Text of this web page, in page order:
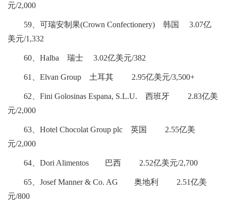
元/2,000
59、可瑞安制果(Crown Confectionery) 韩国 3.07亿
美元/1,332
60、Halba 瑞士 3.02亿美元/382
61、Elvan Group 土耳其 2.95亿美元/3,500+
62、Fini Golosinas Espana, S.L.U. 西班牙 2.83亿美
元/2,000
63、Hotel Chocolat Group plc 英国 2.55亿美
元/2,000
64、Dori Alimentos 巴西 2.52亿美元/2,700
65、Josef Manner & Co. AG 奥地利 2.51亿美
元/800